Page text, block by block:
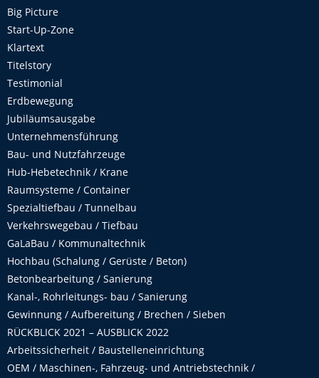
Big Picture
Start-Up-Zone
Klartext
Titelstory
Testimonial
Erdbewegung
Jubiläumsausgabe
Unternehmensführung
Bau- und Nutzfahrzeuge
Hub-Hebetechnik / Krane
Raumsysteme / Container
Spezialtiefbau / Tunnelbau
Verkehrswegebau / Tiefbau
GaLaBau / Kommunaltechnik
Hochbau (Schalung / Gerüste / Beton)
Betonbearbeitung / Sanierung
Kanal-, Rohrleitungs- bau / Sanierung
Gewinnung / Aufbereitung / Brechen / Sieben
RÜCKBLICK 2021 – AUSBLICK 2022
Arbeitssicherheit / Baustelleneinrichtung
OEM / Maschinen-, Fahrzeug- und Antriebstechnik /